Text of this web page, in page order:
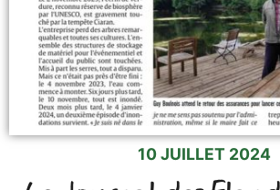
10 JUILLET 2024